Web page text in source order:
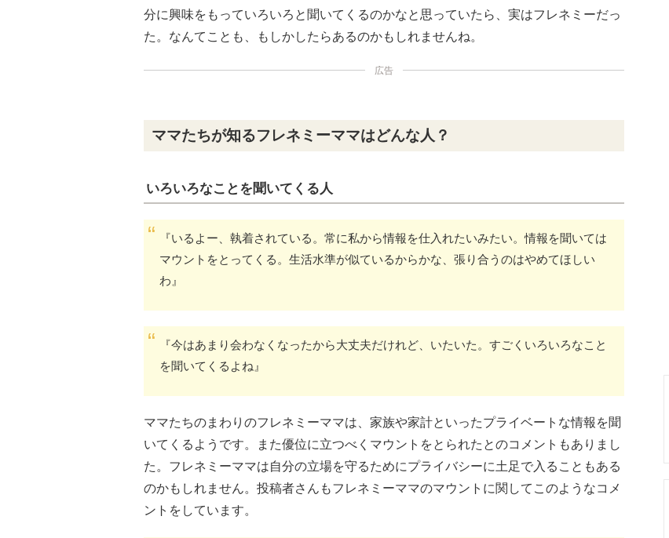
分に興味をもっていろいろと聞いてくるのかなと思っていたら、実はフレネミーだっ
た。なんてことも、もしかしたらあるのかもしれませんね。
広告
ママたちが知るフレネミーママはどんな人？
いろいろなことを聞いてくる人
『いるよー、執着されている。常に私から情報を仕入れたいみたい。情報を聞いては
マウントをとってくる。生活水準が似ているからかな、張り合うのはやめてほしい
わ』
『今はあまり会わなくなったから大丈夫だけれど、いたいた。すごくいろいろなこと
を聞いてくるよね』
ママたちのまわりのフレネミーママは、家族や家計といったプライベートな情報を聞
いてくるようです。また優位に立つべくマウントをとられたとのコメントもありまし
た。フレネミーママは自分の立場を守るためにプライバシーに土足で入ることもある
のかもしれません。投稿者さんもフレネミーママのマウントに関してこのようなコメ
ントをしています。